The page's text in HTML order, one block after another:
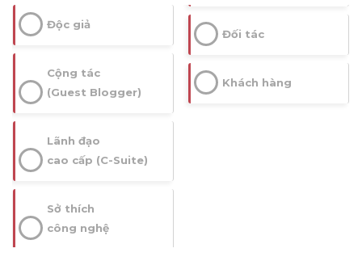
Độc giả
Cộng tác
(Guest Blogger)
Lãnh đạo
cao cấp (C-Suite)
Sở thích
công nghệ
Đối tác
Khách hàng